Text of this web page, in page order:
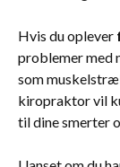
Hvis du oplever
problemer med
som
kiropraktor vil
til dine smerter